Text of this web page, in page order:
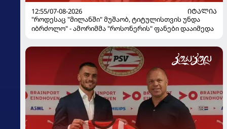
12:55/07-08-2026
ᲘᲢᲐᲚᲘᲐ
"როდესაც "მილანში" მუშაობ, ტიტულისთვის უნდა
იბრძოლო" - ამორიმმა "როსონერის" ფანები დააიმედა